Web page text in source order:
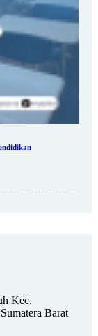
Kec.
Barat